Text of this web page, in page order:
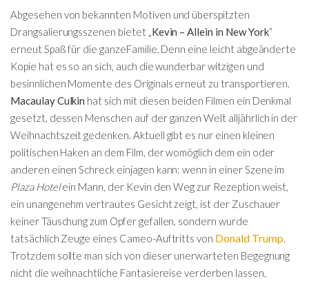
Abgesehen von bekannten Motiven und überspitzten
Drangsalierungsszenen bietet „ Kevin – Allein in New York“
erneut Spaß für die ganzeFamilie. Denn eine leicht abgeänderte
Kopie hat es so an sich, auch die wunderbar witzigen und
besinnlichen Momente des Originals erneut zu transportieren.
Macaulay Culkin hat sich mit diesen beiden Filmen ein Denkmal
gesetzt, dessen Menschen auf der ganzen Welt alljährlich in der
Weihnachtszeit gedenken. Aktuell gibt es nur einen kleinen
politischen Haken an dem Film, der womöglich dem ein oder
anderen einen Schreck einjagen kann: wenn in einer Szene im
Plaza Hotelein Mann, der Kevin den Weg zur Rezeption weist,
ein unangenehm vertrautes Gesicht zeigt, ist der Zuschauer
keiner Täuschung zum Opfer gefallen, sondern wurde
tatsächlich Zeuge eines Cameo-Auftritts von Donald Trump.
Trotzdem sollte man sich von dieser unerwarteten Begegnung
nicht die weihnachtliche Fantasiereise verderben lassen,